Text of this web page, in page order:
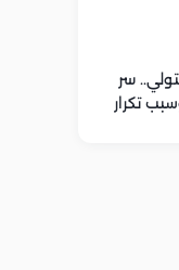
سر
تكرار